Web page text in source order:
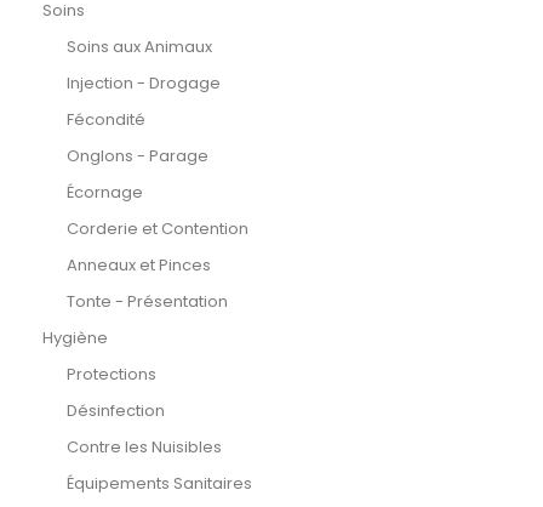
Soins
Soins aux Animaux
Injection - Drogage
Fécondité
Onglons - Parage
Écornage
Corderie et Contention
Anneaux et Pinces
Tonte - Présentation
Hygiène
Protections
Désinfection
Contre les Nuisibles
Équipements Sanitaires